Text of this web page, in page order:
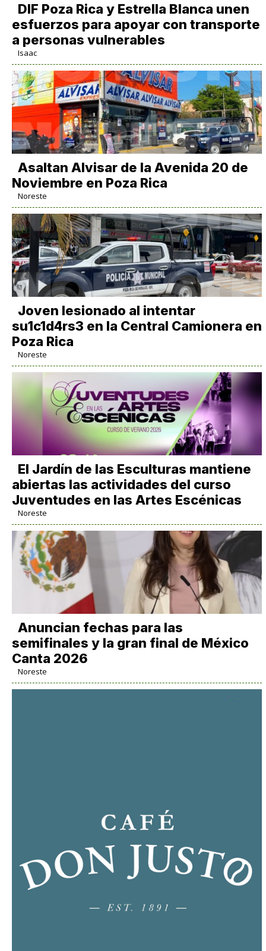
DIF Poza Rica y Estrella Blanca unen
esfuerzos para apoyar con transporte
a personas vulnerables
Isaac
Asaltan Alvisar de la Avenida 20 de
Noviembre en Poza Rica
Noreste
Joven lesionado al intentar
su1c1d4rs3 en la Central Camionera en
Poza Rica
Noreste
El Jardín de las Esculturas mantiene
abiertas las actividades del curso
Juventudes en las Artes Escénicas
Noreste
Anuncian fechas para las
semifinales y la gran final de México
Canta 2026
Noreste